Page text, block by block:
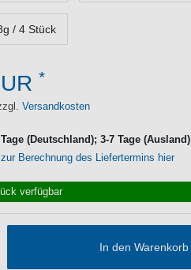
/ 4 Stück
*
Versandkosten
(Deutschland); 3-7 Tage (Ausland)
Berechnung des Liefertermins hier
verfügbar
In den Warenkorb